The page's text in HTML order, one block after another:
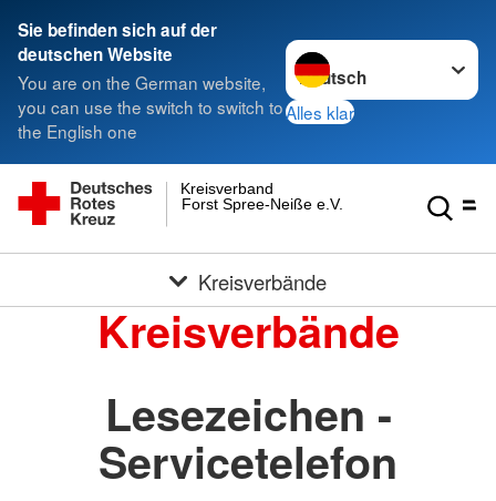
Sie befinden sich auf der
deutschen Website
You are on the German website,
you can use the switch to switch to
the English one
Sprache wechseln zu
Alles klar
Forst Spree-Neiße e.V.
Kreisverband
Kreisverbände
Kreisverbände
Lesezeichen -
Servicetelefon